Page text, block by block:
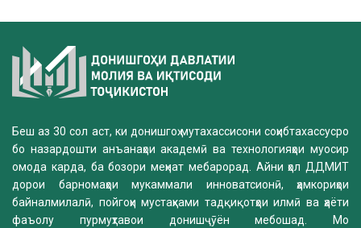
Беш аз 30 сол аст, ки донишгоҳ мутахассисони соҳибтахассусро
бо назардошти анъанаҳои академӣ ва технологияҳои муосир
омода карда, ба бозори меҳнат мебарорад. Айни ҳол ДДМИТ
дорои барномаҳои мукаммали инноватсионӣ, ҳамкориҳои
байналмилалӣ, пойгоҳи мустаҳками тадқиқотҳои илмӣ ва ҳаёти
фаъолу пурмуҳтавои донишҷӯён мебошад. Мо